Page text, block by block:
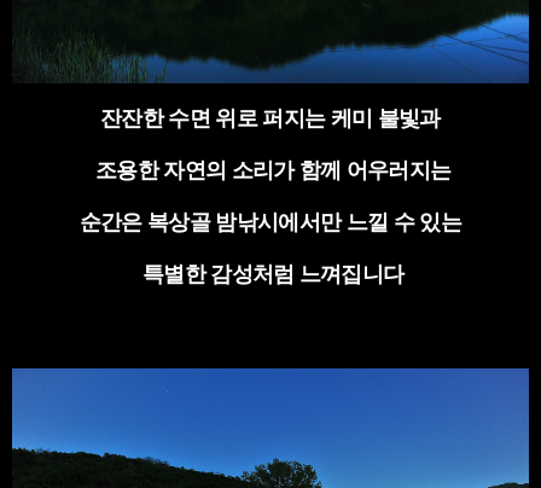
잔잔한 수면 위로 퍼지는 케미 불빛과
조용한 자연의 소리가 함께 어우러지는
순간은 복상골 밤낚시에서만 느낄 수 있는
특별한 감성처럼 느껴집니다